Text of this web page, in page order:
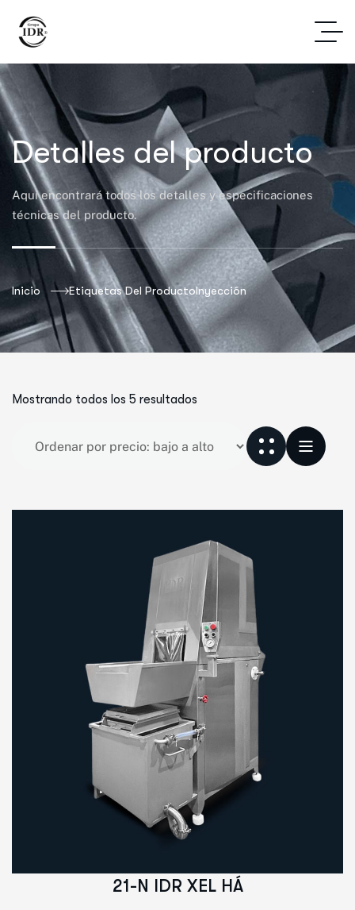
Detalles del producto
Aquí encontrará todos los detalles y especificaciones
técnicas del producto.
Inicio Etiquetas Del ProductoInyección
Mostrando todos los 5 resultados
21-N IDR XEL HÁ